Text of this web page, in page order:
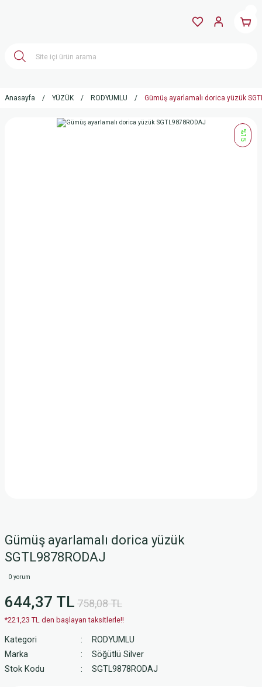
Anasayfa YÜZÜK RODYUMLU Gümüş ayarlamalı dorica yüzük
%15
Gümüş ayarlamalı dorica yüzük
SGTL9878RODAJ
0 yorum
644,37 TL 758,08 TL
*221,23 TL den başlayan taksitlerle!!
Kategori
RODYUMLU
Marka
Söğütlü Silver
Stok Kodu
SGTL9878RODAJ